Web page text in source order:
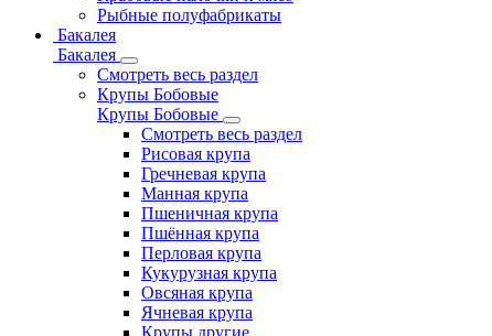
Рыбные полуфабрикаты
Бакалея
Бакалея
Смотреть весь раздел
Крупы Бобовые
Крупы Бобовые
Смотреть весь раздел
Рисовая крупа
Гречневая крупа
Манная крупа
Пшеничная крупа
Пшённая крупа
Перловая крупа
Кукурузная крупа
Овсяная крупа
Ячневая крупа
Крупы другие